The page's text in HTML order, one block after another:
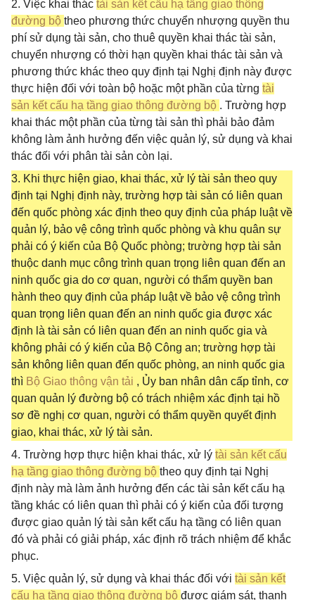
2. Việc khai thác tài sản kết cấu hạ tầng giao thông
đường bộ theo phương thức chuyển nhượng quyền thu
phí sử dụng tài sản, cho thuê quyền khai thác tài sản,
chuyển nhượng có thời hạn quyền khai thác tài sản và
phương thức khác theo quy định tại Nghị định này được
thực hiện đối với toàn bộ hoặc một phần của từng tài
sản kết cấu hạ tầng giao thông đường bộ . Trường hợp
khai thác một phần của từng tài sản thì phải bảo đảm
không làm ảnh hưởng đến việc quản lý, sử dụng và khai
thác đối với phân tài sản còn lại.
3. Khi thực hiện giao, khai thác, xử lý tài sản theo quy
định tại Nghị định này, trường hợp tài sản có liên quan
đến quốc phòng xác định theo quy định của pháp luật về
quản lý, bảo vệ công trình quốc phòng và khu quân sự
phải có ý kiến của Bộ Quốc phòng; trường hợp tài sản
thuộc danh mục công trình quan trọng liên quan đến an
ninh quốc gia do cơ quan, người có thẩm quyền ban
hành theo quy định của pháp luật về bảo vệ công trình
quan trọng liên quan đến an ninh quốc gia được xác
định là tài sản có liên quan đến an ninh quốc gia và
không phải có ý kiến của Bộ Công an; trường hợp tài
sản không liên quan đến quốc phòng, an ninh quốc gia
thì Bộ Giao thông vận tải , Ủy ban nhân dân cấp tỉnh, cơ
quan quản lý đường bộ có trách nhiệm xác định tại hồ
sơ đề nghị cơ quan, người có thẩm quyền quyết định
giao, khai thác, xử lý tài sản.
4. Trường hợp thực hiện khai thác, xử lý tài sản kết cấu
hạ tầng giao thông đường bộ theo quy định tại Nghị
định này mà làm ảnh hưởng đến các tài sản kết cấu hạ
tầng khác có liên quan thì phải có ý kiến của đối tượng
được giao quản lý tài sản kết cấu hạ tầng có liên quan
đó và phải có giải pháp, xác định rõ trách nhiệm để khắc
phục.
5. Việc quản lý, sử dụng và khai thác đối với tài sản kết
cấu hạ tầng giao thông đường bộ được giám sát, thanh